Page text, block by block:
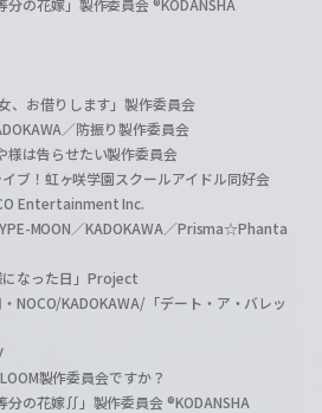
、お借りします」製作委員会
／防振り製作委員会
は告らせたい製作委員会
ブ！虹ヶ咲学園スクールアイドル同好会
Entertainment Inc.
MOON／KADOKAWA／Prisma☆Phanta
なった日」Project
NOCO/KADOKAWA/「デート・ア・バレッ
製作委員会ですか？
の花嫁∬」製作委員会 ®KODANSHA